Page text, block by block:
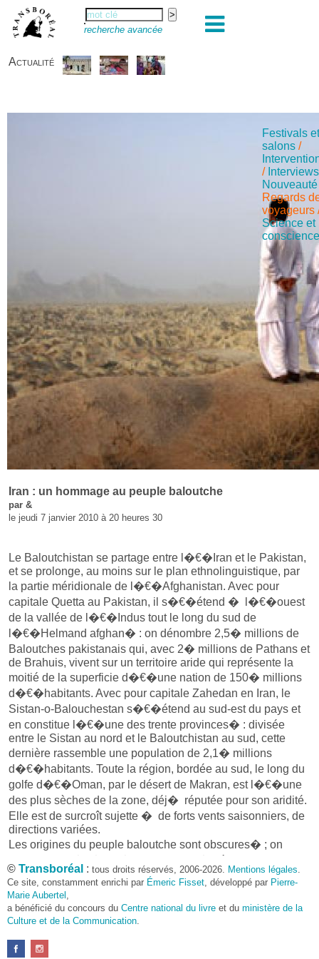
recherche avancée
Actualité
Festivals
salons /
/ Interviews
Nouveauté
Regards
voyageurs
Science et
Iran : un hommage au peuple baloutche
par &
le jeudi 7 janvier 2010 à 20 heures 30
Le Baloutchistan se partage entre l�€�Iran et le Pakistan,
et se prolonge, au moins sur le plan ethnolinguistique, par
la partie méridionale de l�€�Afghanistan. Avec pour
capitale Quetta au Pakistan, il s�€�étend � l�€�ouest
de la vallée de l�€�Indus tout le long du sud de
l�€�Helmand afghan� : on dénombre 2,5� millions de
Baloutches pakistanais qui, avec 2� millions de Pathans et
de Brahuis, vivent sur un territoire aride qui représente la
moitié de la superficie d�€�une nation de 150� millions
d�€�habitants. Avec pour capitale Zahedan en Iran, le
Sistan-o-Balouchestan s�€�étend au sud-est du pays et
en constitue l�€�une des trente provinces� : divisée
entre le Sistan au nord et le Baloutchistan au sud, cette
dernière rassemble une population de 2,1� millions
d�€�habitants. Toute la région, bordée au sud, le long du
golfe d�€�Oman, par le désert de Makran, est l�€�une
des plus sèches de la zone, déj� réputée pour son aridité.
Elle est de surcroît sujette � de forts vents saisonniers, de
directions variées.
Les origines du peuple baloutche sont obscures� ; on
développe la communauté ethnolinguistique baloutche. La
langue en est le baloutchi, une langue indo-aryenne dont
les deux principaux dialectes sont le soleimani et le
makrani. En 1990, on estimait qu�€�elle comptait
Les Baloutches se répartissent en dix-huit grandes tribus,
plus un grand nombre de petites tribus, les principales étant
© Transboréal : tous droits réservés, 2006-2026. Mentions légales.
Ce site, constamment enrichi par Émeric Fisset, développé par Pierre-
Marie Aubertel ,
a bénéficié du concours du Centre national du livre et du ministère de la
Culture et de la Communication.